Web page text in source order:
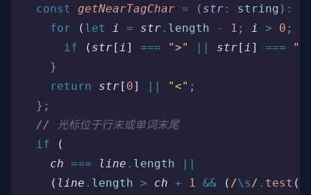
  const
getNearTagChar = ( str : string ) :
    for
( let i = str . length - 1 ; i > 0 ;
      if
( str[i ] === ">" || str[i ] ===
    }
    return
str[ 0] || "<" ;
  };
  //
光标位于行末或单词末尾
  if
(
    ch
=== line . length ||
    (
line . length > ch + 1 && ( /\s/ . test (